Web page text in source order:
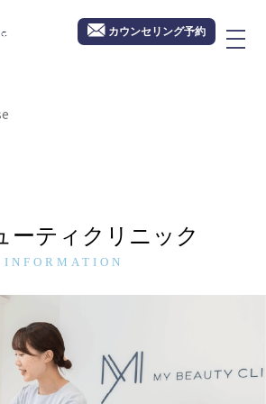
カウンセリング予約
ーティクリニック
INFORMATION